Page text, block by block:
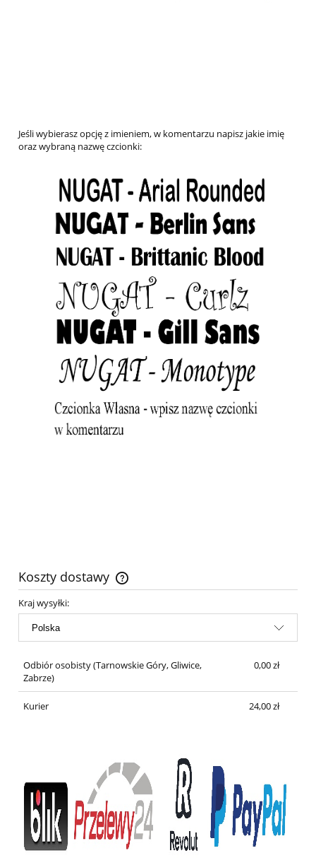
Jeśli wybierasz opcję z imieniem, w komentarzu napisz jakie imię
oraz wybraną nazwę czcionki:
Koszty dostawy
Cena nie zawiera ewentualnych kosztów płatności
Kraj wysyłki:
Odbiór osobisty(Tarnowskie Góry, Gliwice,
Zabrze)
0,00 zł
Kurier 24,00 zł